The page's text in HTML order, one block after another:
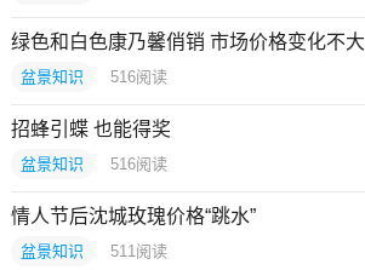
绿色和白色康乃馨俏销 市场价格变化不大
盆景知识 516阅读
招蜂引蝶 也能得奖
盆景知识 516阅读
情人节后沈城玫瑰价格“跳水”
盆景知识 511 阅读